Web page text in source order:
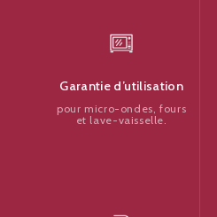
Garantie d’utilisation
pour micro-ondes, fours
et lave-vaisselle.